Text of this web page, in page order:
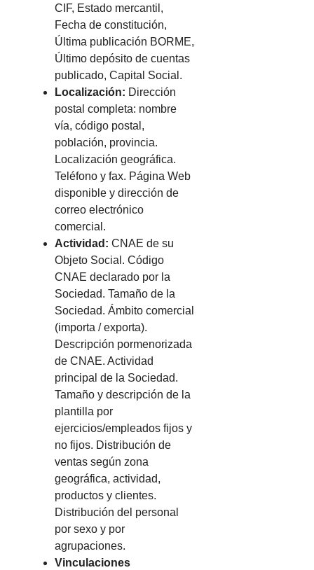
CIF, Estado mercantil,
Fecha de constitución,
Última publicación BORME,
Último depósito de cuentas
publicado, Capital Social.
Localización: Dirección
postal completa: nombre
vía, código postal,
población, provincia.
Localización geográfica.
Teléfono y fax. Página Web
disponible y dirección de
correo electrónico
comercial.
Actividad: CNAE de su
Objeto Social. Código
CNAE declarado por la
Sociedad. Tamaño de la
Sociedad. Ámbito comercial
(importa / exporta).
Descripción pormenorizada
de CNAE. Actividad
principal de la Sociedad.
Tamaño y descripción de la
plantilla por
ejercicios/empleados fijos y
no fijos. Distribución de
ventas según zona
geográfica, actividad,
productos y clientes.
Distribución del personal
por sexo y por
agrupaciones.
Vinculaciones